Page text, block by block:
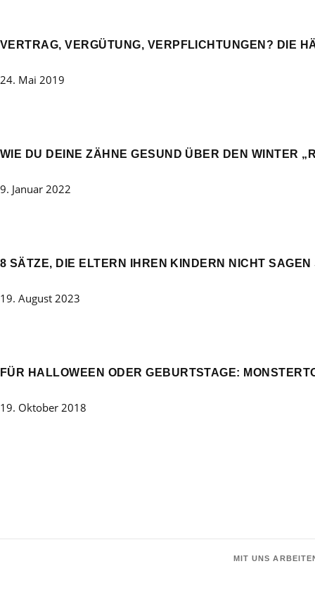
VERTRAG, VERGÜTUNG, VERPFLICHTUNGEN? DIE
24. Mai 2019
WIE DU DEINE ZÄHNE GESUND ÜBER DEN WINTER
9. Januar 2022
8 SÄTZE, DIE ELTERN IHREN KINDERN NICHT SAGEN
19. August 2023
FÜR HALLOWEEN ODER GEBURTSTAGE:
19. Oktober 2018
MIT UNS